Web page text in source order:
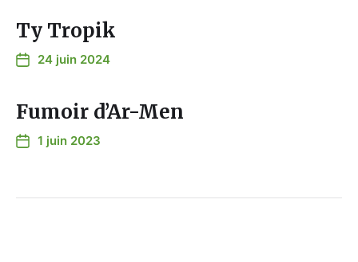
Ty Tropik
24 juin 2024
Fumoir d’Ar-Men
1 juin 2023